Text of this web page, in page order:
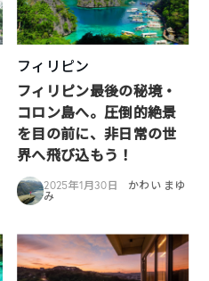
フィリピン
フィリピン最後の秘境・
コロン島へ。圧倒的絶景
を目の前に、非日常の世
界へ飛び込もう！
2025年1月30日
かわい まゆ
み